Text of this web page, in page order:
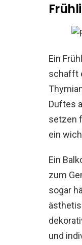
Ein
schafft
Duftes
setzen
ein
Ein
zum
sogar
und